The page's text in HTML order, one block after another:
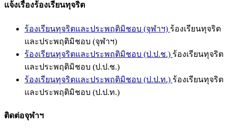
แจ้งเรื่องร้องเรียนทุจริต
ร้องเรียนทุจริตและประพฤติมิชอบ (จุฬาฯ) ร้องเรียนทุจริต
และประพฤติมิชอบ (จุฬาฯ)
ร้องเรียนทุจริตและประพฤติมิชอบ (ป.ป.ช.) ร้องเรียนทุจริต
และประพฤติมิชอบ (ป.ป.ช.)
ร้องเรียนทุจริตและประพฤติมิชอบ (ป.ป.ท.) ร้องเรียนทุจริต
และประพฤติมิชอบ (ป.ป.ท.)
ติดต่อจุฬาฯ